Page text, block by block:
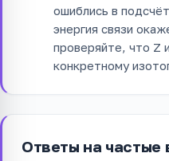
ошиблись в
энергия связи
проверяйте, что Z
конкретному
Ответы на частые